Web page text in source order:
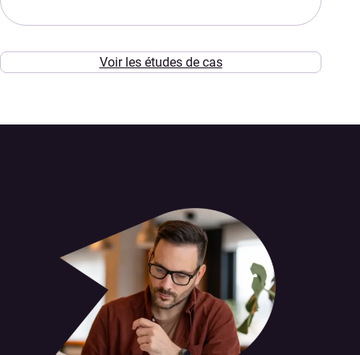
Voir les études de cas